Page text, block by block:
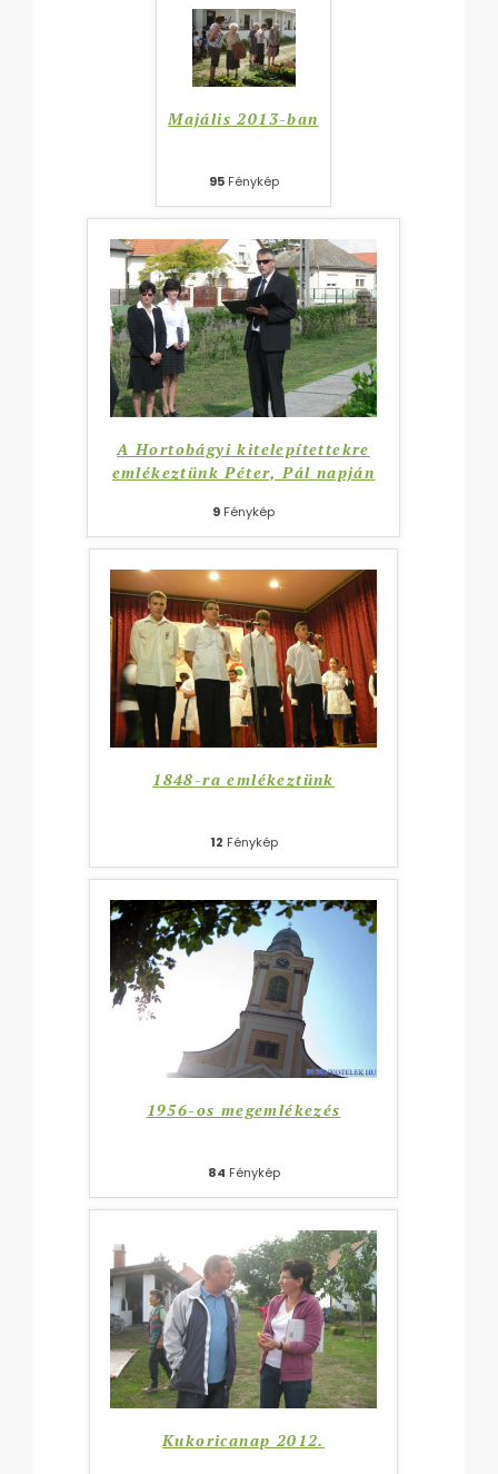
Majális 2013-ban
95Fénykép
A Hortobágyi kitelepítettekre
emlékeztünk Péter, Pál napján
9 Fénykép
1848-ra emlékeztünk
12 Fénykép
1956-os megemlékezés
84 Fénykép
Kukoricanap 2012.